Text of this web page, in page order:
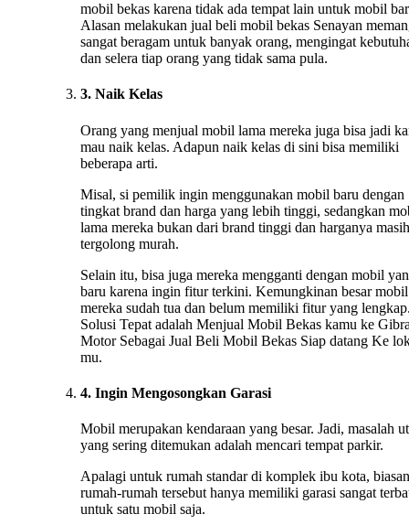
mobil bekas karena tidak ada tempat lain untuk mobil
Alasan melakukan jual beli mobil bekas Senayan
sangat beragam untuk banyak orang, mengingat
dan selera tiap orang yang tidak sama pula.
3. Naik Kelas
Orang yang menjual mobil lama mereka juga bisa jadi
mau naik kelas. Adapun naik kelas di sini bisa memiliki
beberapa arti.
Misal, si pemilik ingin menggunakan mobil baru dengan
tingkat brand dan harga yang lebih tinggi, sedangkan
lama mereka bukan dari brand tinggi dan harganya masih
tergolong murah.
Selain itu, bisa juga mereka mengganti dengan mobil
baru karena ingin fitur terkini. Kemungkinan besar mobil
mereka sudah tua dan belum memiliki fitur yang
Solusi Tepat adalah Menjual Mobil Bekas kamu ke
Motor Sebagai Jual Beli Mobil Bekas Siap datang Ke
mu.
4. Ingin Mengosongkan Garasi
Mobil merupakan kendaraan yang besar. Jadi, masalah
yang sering ditemukan adalah mencari tempat parkir.
Apalagi untuk rumah standar di komplek ibu kota,
rumah-rumah tersebut hanya memiliki garasi sangat
untuk satu mobil saja.